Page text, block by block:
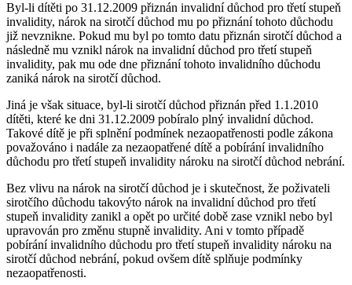
Byl-li dítěti po 31.12.2009 přiznán invalidní důchod pro třetí stupeň
invalidity, nárok na sirotčí důchod mu po přiznání tohoto důchodu
již nevznikne. Pokud mu byl po tomto datu přiznán sirotčí důchod a
následně mu vznikl nárok na invalidní důchod pro třetí stupeň
invalidity, pak mu ode dne přiznání tohoto invalidního důchodu
zaniká nárok na sirotčí důchod.
Jiná je však situace, byl-li sirotčí důchod přiznán před 1.1.2010
dítěti, které ke dni 31.12.2009 pobíralo plný invalidní důchod.
Takové dítě je při splnění podmínek nezaopatřenosti podle zákona
považováno i nadále za nezaopatřené dítě a pobírání invalidního
důchodu pro třetí stupeň invalidity nároku na sirotčí důchod nebrání.
Bez vlivu na nárok na sirotčí důchod je i skutečnost, že poživateli
sirotčího důchodu takovýto nárok na invalidní důchod pro třetí
stupeň invalidity zanikl a opět po určité době zase vznikl nebo byl
upravován pro změnu stupně invalidity. Ani v tomto případě
pobírání invalidního důchodu pro třetí stupeň invalidity nároku na
sirotčí důchod nebrání, pokud ovšem dítě splňuje podmínky
nezaopatřenosti.